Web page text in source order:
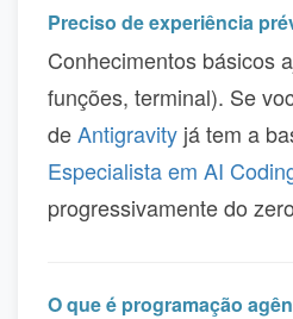
Preciso de experiência
Conhecimentos básicos
funções, terminal). Se
deAntigravity já tem a
Especialista em AI
progressivamente do
O que é programação